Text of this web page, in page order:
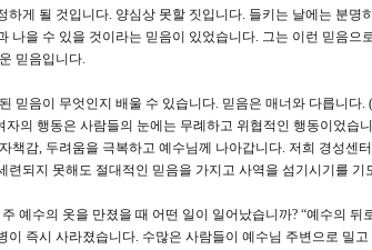
하게 될 것입니다. 양심상 못할 짓입니다. 들키는 날에는 분명
나을 수 있을 것이라는 믿음이 있었습니다. 그는 이런 믿음
믿음입니다.
믿음이 무엇인지 배울 수 있습니다. 믿음은 매너와 다릅니다
자의 행동은 사람들의 눈에는 무례하고 위협적인 행동이었습
책감, 두려움을 극복하고 예수님께 나아갑니다. 저희 경성센
련되지 못해도 절대적인 믿음을 가지고 사역을 섬기시기를 기
예수의 옷을 만졌을 때 어떤 일이 일어났습니까? “예수의
이 즉시 사라졌습니다. 수많은 사람들이 예수님 주변으로 밀